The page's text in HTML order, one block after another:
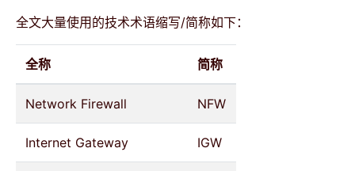
全文大量使用的技术术语缩写/简称如下：
全称 简称
Network Firewall NFW
Internet Gateway IGW